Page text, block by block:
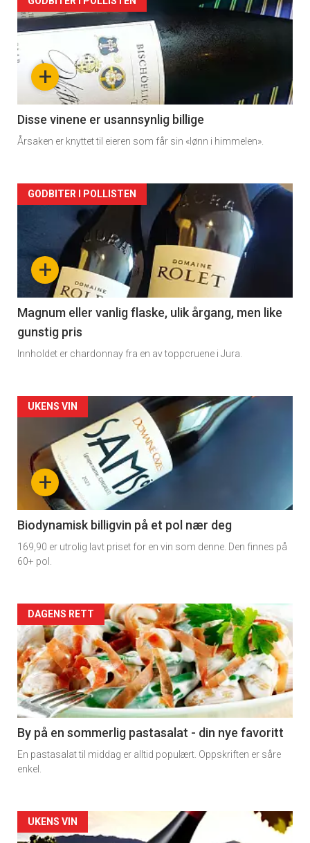
akkurat
nå
2
+
Disse vinene er usannsynlig billige
Årsaken er knyttet til eieren som får sin «lønn i himmelen».
Forsiden
akkurat
nå
3
+
GODBITER I POLLISTEN
Magnum eller vanlig flaske, ulik årgang, men like
gunstig pris
Innholdet er chardonnay fra en av toppcruene i Jura.
Forsiden
akkurat
nå
4
+
UKENS VIN
Biodynamisk billigvin på et pol nær deg
169,90 er utrolig lavt priset for en vin som denne. Den finnes på
60+ pol.
Forsiden
akkurat
nå
-
5
DAGENS RETT
By på en sommerlig pastasalat - din nye favoritt
En pastasalat til middag er alltid populært. Oppskriften er såre
enkel.
Forsiden
UKENS VIN